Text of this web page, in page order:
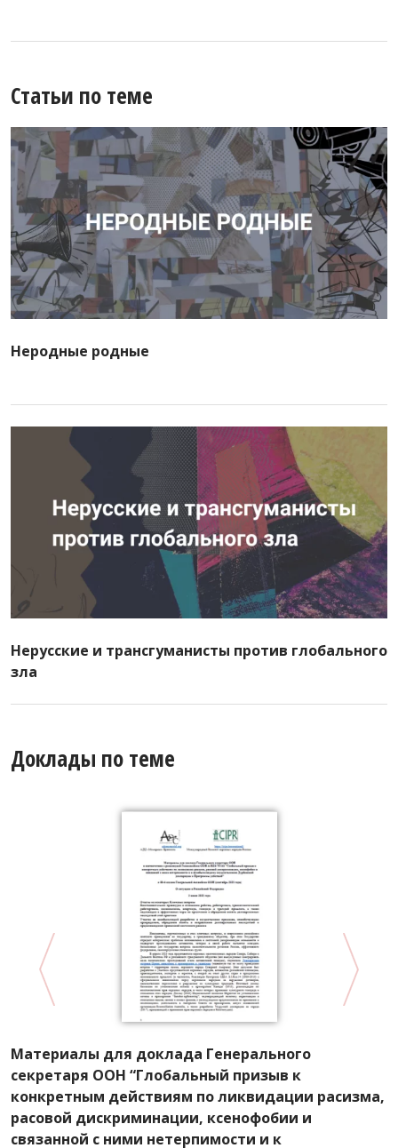
Статьи по теме
Неродные родные
Нерусские и трансгуманисты против глобального
зла
Доклады по теме
Материалы для доклада Генерального
секретаря ООН “Глобальный призыв к
конкретным действиям по ликвидации расизма,
расовой дискриминации, ксенофобии и
связанной с ними нетерпимости и к